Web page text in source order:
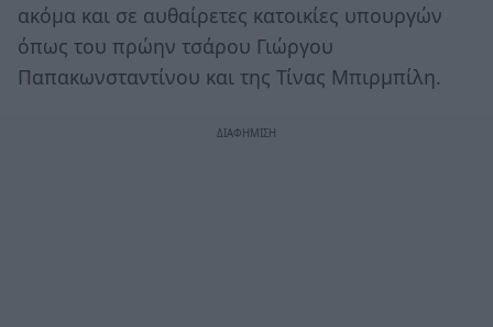
ακόμα και σε αυθαίρετες κατοικίες υπουργών
όπως του πρώην τσάρου Γιώργου
Παπακωνσταντίνου και της Τίνας Μπιρμπίλη.